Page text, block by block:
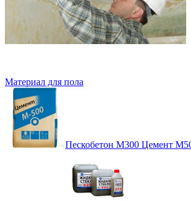
Материал для пола
Пескобетон М300 Цемент